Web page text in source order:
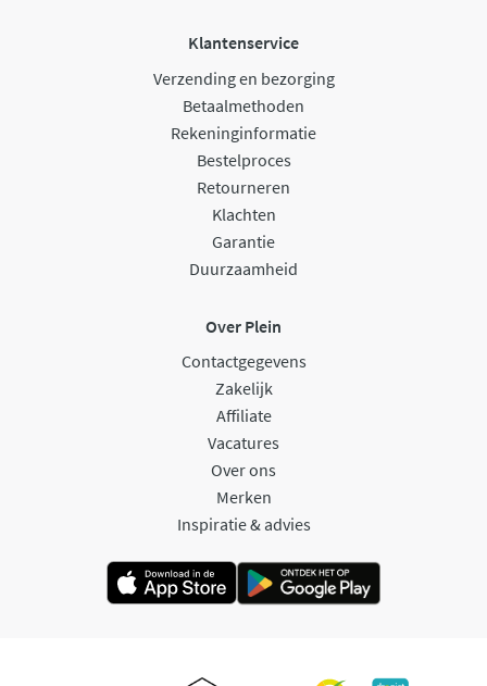
Klantenservice
Verzending en bezorging
Betaalmethoden
Rekeninginformatie
Bestelproces
Retourneren
Klachten
Garantie
Duurzaamheid
Over Plein
Contactgegevens
Zakelijk
Affiliate
Vacatures
Over ons
Merken
Inspiratie & advies